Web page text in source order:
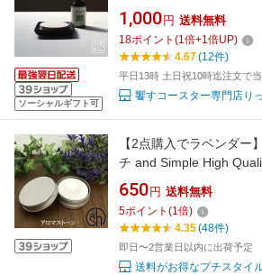
ソーシャルギフト可
ポッキリ 1000円ポッキ
1000円 1,000円 1,000円
きり サンキュー サンキ
ップ 39(サンキュー)シ
1,000 円 送料無料
18ポイント (1倍+1倍UP)
4.67(12件)
平日13時 土日祝10時迄注文で
饗すコースター専門店り
【2点購入でラベンダー
チ and Simple High
ン [ アロマ ストーン ア
ート ディフューザー エ
り アロマグッズ おしゃ
定形外 送料無料 】
650 円 送料無料
5ポイント (1倍)
4.35(48件)
即日〜2営業日以内に出荷予定
送料がお得なプチスタイ